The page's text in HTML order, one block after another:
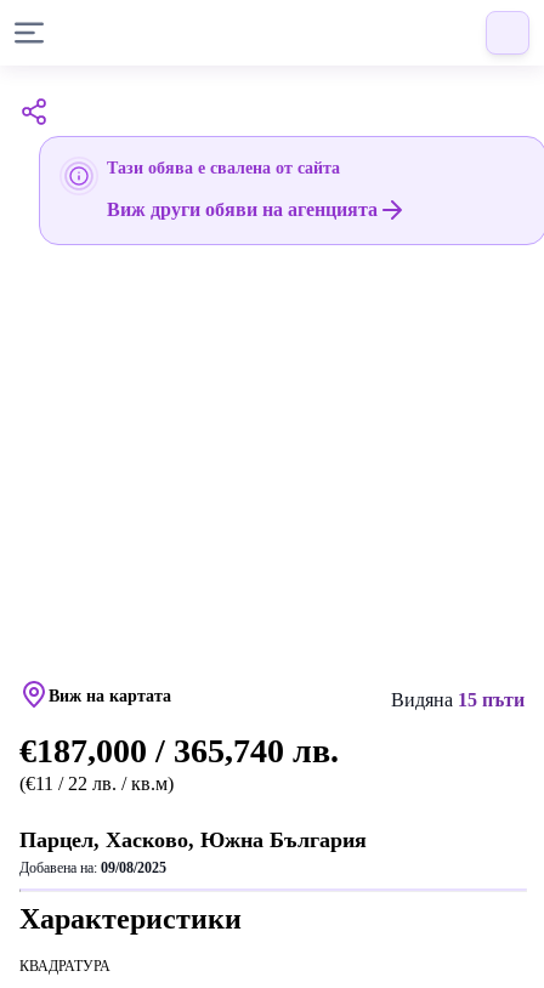
Тази обява е свалена от сайта
Виж други обяви на агенцията
Виж на картата Видяна 15 пъти
€187,000 / 365,740 лв.
(€11 / 22 лв. / кв.м)
Парцел, Хасково, Южна България
Добавена на: 09/08/2025
Характеристики
КВАДРАТУРА